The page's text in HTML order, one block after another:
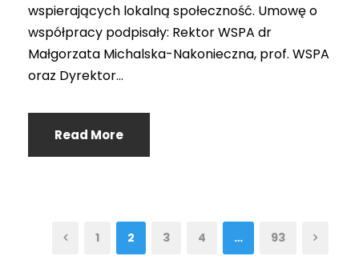
wspierających lokalną społeczność. Umowę o
współpracy podpisały: Rektor WSPA dr
Małgorzata Michalska-Nakonieczna, prof. WSPA
oraz Dyrektor...
Read More
1 2 3 4 … 93